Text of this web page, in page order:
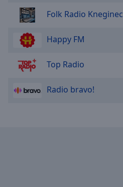
Color
Opacity
Caption
Folk Radio Kneginec
Happy FM
Top Radio
Radio bravo!